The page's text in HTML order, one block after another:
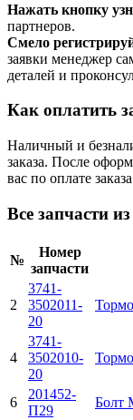
Нажать кнопку
партнеров.
Смело
заявки менеджер
деталей и
Как оплатить
Наличный и
заказа. После
вас по оплате
Все запчасти
№
Номер
запчасти
2
3741-
3502011-
20
4
3741-
3502010-
20
6
201452-
П29
Болт